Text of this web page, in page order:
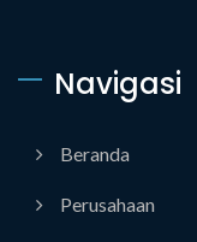
Navigasi
Beranda
Perusahaan